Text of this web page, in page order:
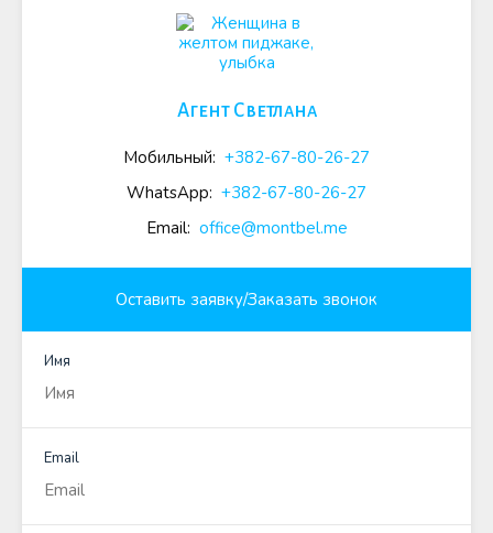
Агент Светлана
Мобильный: +382-67-80-26-27
WhatsApp: +382-67-80-26-27
Email: office@montbel.me
Оставить заявку/Заказать звонок
Имя
Email